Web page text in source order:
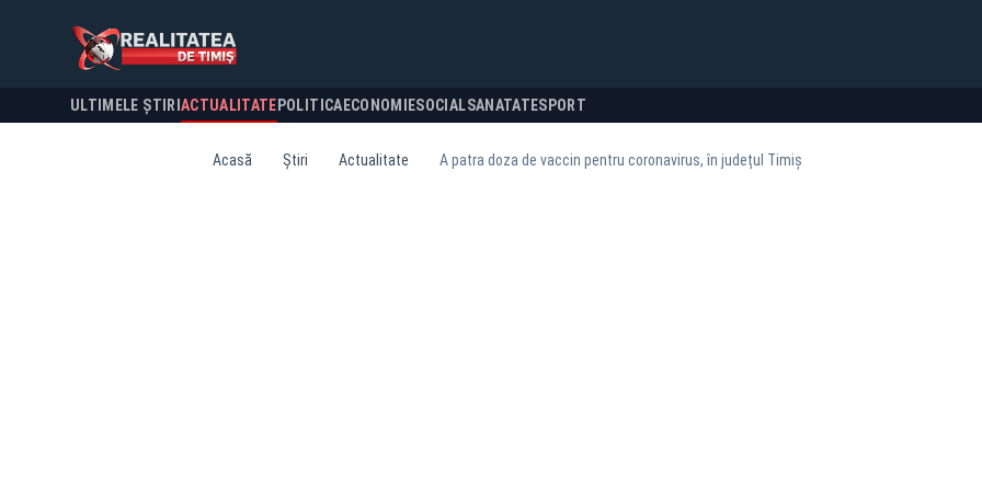
ULTIMELE ȘTIRI ACTUALITATE POLITICA ECONOMIESOCIALSANATATESPORT
Acasă Știri Actualitate A patra doza de vaccin pentru coronavirus, în județul Timiș